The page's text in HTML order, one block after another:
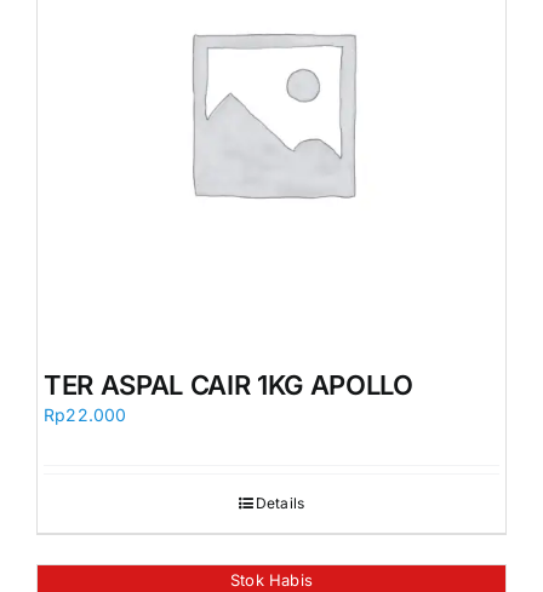
TER ASPAL CAIR 1KG APOLLO
Rp22.000
Details
Stok Habis